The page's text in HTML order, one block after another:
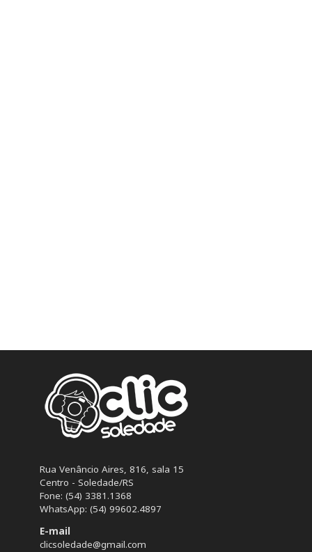
Rua Venâncio Aires, 816, sala 15
Centro - Soledade/RS
Fone: (54) 3381.1368
WhatsApp: (54) 99602.4897
E-mail
clicsoledade@gmail.com